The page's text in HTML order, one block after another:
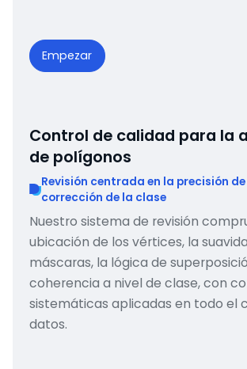
Empezar
Control de calidad para la
de polígonos
Revisión centrada en la precisión
corrección de la clase
Nuestro sistema de revisión
ubicación de los vértices, la
máscaras, la lógica de
coherencia a nivel de clase, con
sistemáticas aplicadas en todo el
datos.